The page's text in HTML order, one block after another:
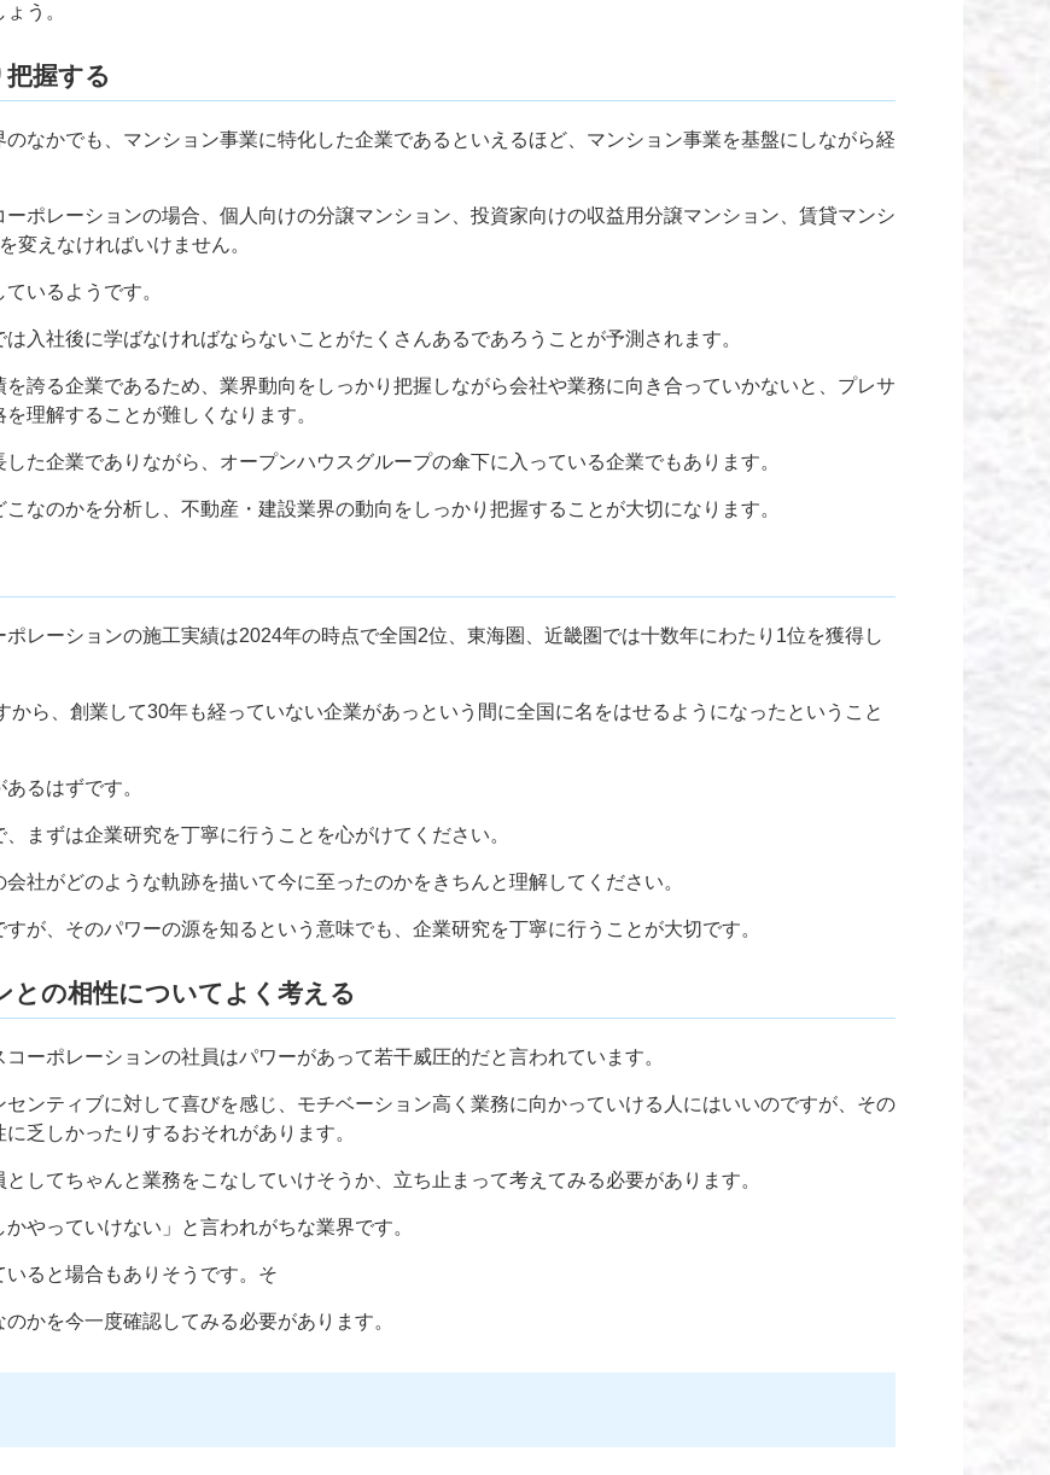
う。
握する
なかでも、マンション事業に特化した企業であるといえるほど、マンション事業を基盤にしながら経
ポレーションの場合、個人向けの分譲マンション、投資家向けの収益用分譲マンション、賃貸マンシ
変えなければいけません。
いるようです。
入社後に学ばなければならないことがたくさんあるであろうことが予測されます。
誇る企業であるため、業界動向をしっかり把握しながら会社や業務に向き合っていかないと、プレサ
理解することが難しくなります。
た企業でありながら、オープンハウスグループの傘下に入っている企業でもあります。
なのかを分析し、不動産・建設業界の動向をしっかり把握することが大切になります。
レーションの施工実績は2024年の時点で全国2位、東海圏、近畿圏では十数年にわたり1位を獲得し
ら、創業して30年も経っていない企業があっという間に全国に名をはせるようになったということ
るはずです。
まずは企業研究を丁寧に行うことを心がけてください。
社がどのような軌跡を描いて今に至ったのかをきちんと理解してください。
が、そのパワーの源を知るという意味でも、企業研究を丁寧に行うことが大切です。
との相性についてよく考える
ーポレーションの社員はパワーがあって若干威圧的だと言われています。
ンティブに対して喜びを感じ、モチベーション高く業務に向かっていける人にはいいのですが、その
乏しかったりするおそれがあります。
してちゃんと業務をこなしていけそうか、立ち止まって考えてみる必要があります。
やっていけない」と言われがちな業界です。
ると場合もありそうです。そ
かを今一度確認してみる必要があります。